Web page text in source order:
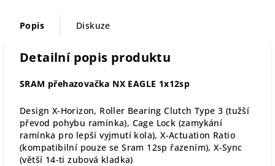
Popis Diskuze
Detailní popis produktu
SRAM přehazovačka NX EAGLE 1x12sp
Design X-Horizon, Roller Bearing Clutch Type 3 (tužší
převod pohybu ramínka), Cage Lock (zamykání
ramínka pro lepší vyjmutí kola), X-Actuation Ratio
(kompatibilní pouze se Sram 12sp řazením), X-Sync
(větší 14-ti zubová kladka)